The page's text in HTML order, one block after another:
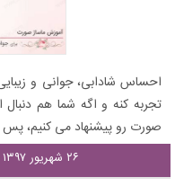
احساس شادابی، جوانی و
تجربه کنه و اگه شما هم
صورت رو پیشنهاد می کنیم،
۲۶ شهریور ۱۳۹۷ - ۱۱:۱۰